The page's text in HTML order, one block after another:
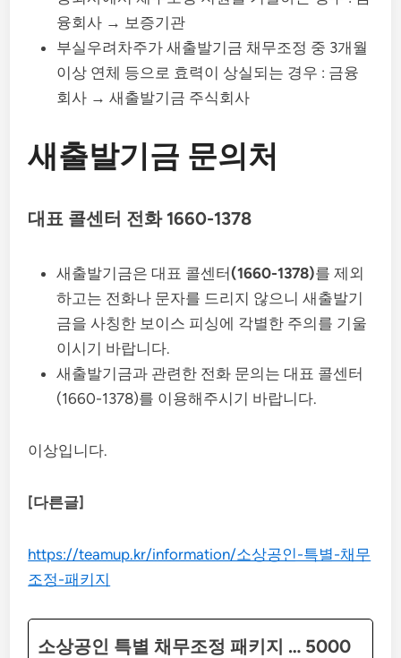
융회사 → 보증기관
부실우려차주가 새출발기금 채무조정 중 3개월
이상 연체 등으로 효력이 상실되는 경우 : 금융
회사 → 새출발기금 주식회사
새출발기금 문의처
대표 콜센터 전화 1660-1378
새출발기금은 대표 콜센터(1660-1378)를 제외
하고는 전화나 문자를 드리지 않으니 새출발기
금을 사칭한 보이스 피싱에 각별한 주의를 기울
이시기 바랍니다.
새출발기금과 관련한 전화 문의는 대표 콜센터
(1660-1378)를 이용해주시기 바랍니다.
이상입니다.
[다른글]
https://teamup.kr/information/소상공인-특별-채무
조정-패키지
소상공인 특별 채무조정 패키지 … 5000